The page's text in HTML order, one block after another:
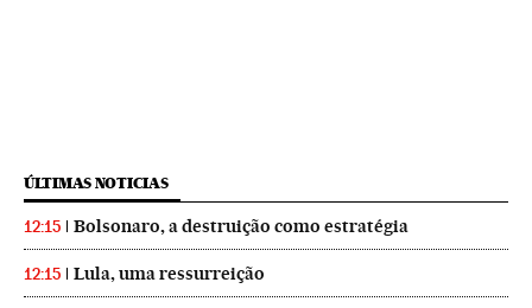
ÚLTIMAS NOTICIAS
12:15 Bolsonaro, a destruição como estratégia
12:15 Lula, uma ressurreição